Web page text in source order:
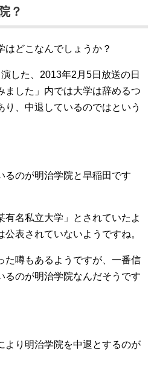
？
はどこなんでしょうか？
した、2013年2月5日放送の日
ました」内では大学は辞めるつ
り、中退しているのではという
るのが明治学院と早稲田です
有名私立大学」とされていたよ
表されていないようですね。
た噂もあるようですが、一番信
るのが明治学院なんだそうです
より明治学院を中退とするのが